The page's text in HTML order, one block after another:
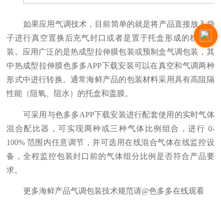
如果应用气调技术，目前简单的就是将产品直接放入袋
子进行真空置换后充气封口或者是置于托盒形成的枕式包
装。应用广泛的是热成型拉伸膜包装或预制盒气调包装，其
中热成型拉伸膜色多多APP下载安装可以在真空和气调两种
形式中进行转换。通常海鲜产品的包装材料采用具有高阻隔
性能（阻氧、阻水）的托盒和盖膜。
可采用与色多多APP下载安装进行配套使用的实时气体
混合配比器，可实现两种或三种气体比例组合，进行 0-
100% 范围内任意调节，并可选用在线混合气体在线监控设
备，全程监控包装封口前的气体组分比例是否符合产品要
求。
更多海鲜产品气调包装技术规范请@色多多在线观看